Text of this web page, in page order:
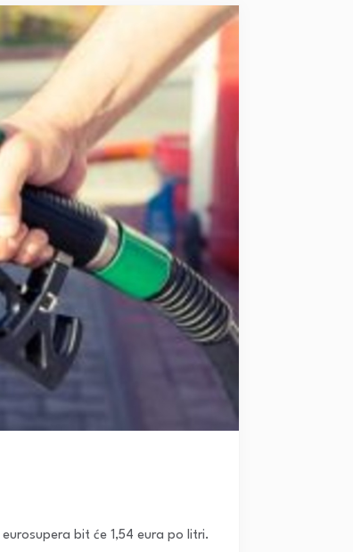
bit će 1,54 eura po litri.